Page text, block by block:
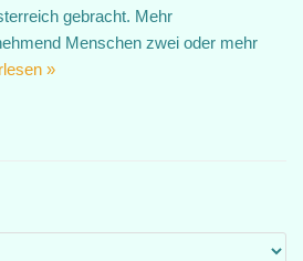
gebracht. Mehr
Menschen zwei oder mehr
»